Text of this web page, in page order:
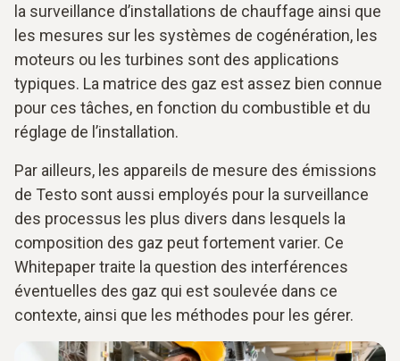
la surveillance d’installations de chauffage ainsi que
les mesures sur les systèmes de cogénération, les
moteurs ou les turbines sont des applications
typiques. La matrice des gaz est assez bien connue
pour ces tâches, en fonction du combustible et du
réglage de l’installation.
Par ailleurs, les appareils de mesure des émissions
de Testo sont aussi employés pour la surveillance
des processus les plus divers dans lesquels la
composition des gaz peut fortement varier. Ce
Whitepaper traite la question des interférences
éventuelles des gaz qui est soulevée dans ce
contexte, ainsi que les méthodes pour les gérer.